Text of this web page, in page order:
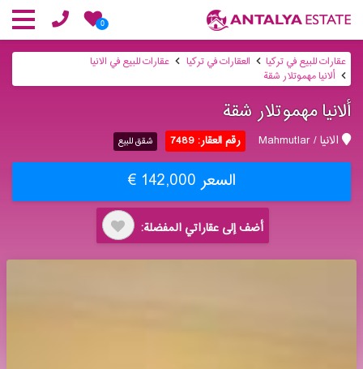
0
عقارات للبيع في تركيا العقارات في تركيا
عقارات للبيع في الانيا
ألانیا مهموتلار شقة
ألانیا مهموتلار شقة
الانيا / Mahmutlar رقم العقار: 7489 شقق للبيع
السعر 142,000 €
أضف إلى عقاراتي المفضلة: